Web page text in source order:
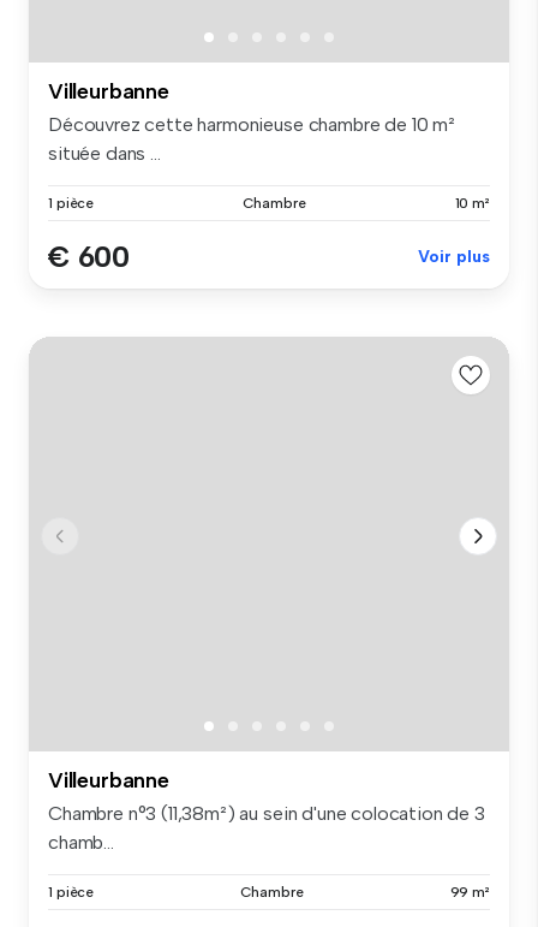
Villeurbanne
Découvrez cette harmonieuse chambre de 10 m²
située dans ...
1 pièce Chambre 10 m²
€ 600 Voir plus
Villeurbanne
Chambre n°3 (11,38m²) au sein d'une colocation de 3
chamb...
1 pièce Chambre 99 m²